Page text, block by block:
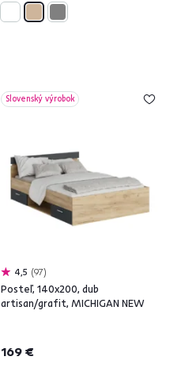
Slovenský výrobok
4,5 97
Posteľ, 140x200, dub
artisan/grafit, MICHIGAN NEW
169 €